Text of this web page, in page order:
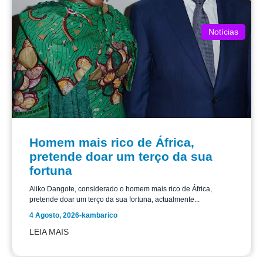
Notícias
Homem mais rico de África,
pretende doar um terço da sua
fortuna
Aliko Dangote, considerado o homem mais rico de África,
pretende doar um terço da sua fortuna, actualmente...
4 Agosto, 2026-kambarico
LEIA MAIS